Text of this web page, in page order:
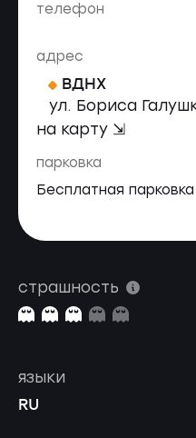
телефон
адрес
ВДНХ
ул. Бориса
на карту ⇲
парковка
Бесплатная парковка
страшность
языки
RU